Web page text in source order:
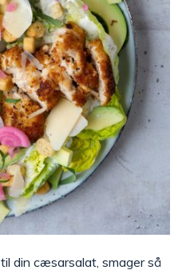
til din cæsarsalat, smager så